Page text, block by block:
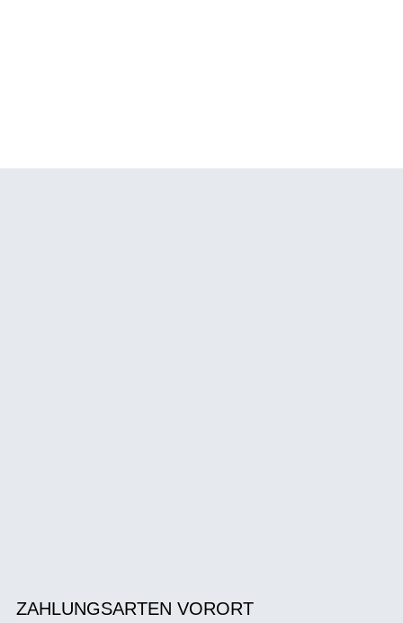
ZAHLUNGSARTEN VORORT